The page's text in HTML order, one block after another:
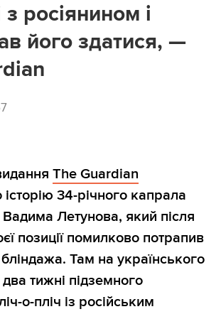
з росіянином і
його здатися, —
The Guardian
історію 34-річного капрала
Вадима Летунова, який після
позиції помилково потрапив
Там на українського
тижні підземного
о-пліч із російським